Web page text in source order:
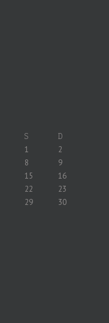
S D
1
2
8
9
15
16
22
23
29
30